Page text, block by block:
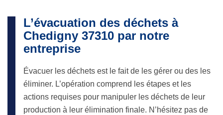
L’évacuation des déchets à
Chedigny 37310 par notre
entreprise
Évacuer les déchets est le fait de les gérer ou des les
éliminer. L’opération comprend les étapes et les
actions requises pour manipuler les déchets de leur
production à leur élimination finale. N’hésitez pas de